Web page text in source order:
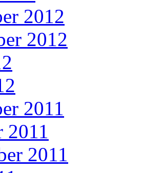
2012
2012
2011
2011
2011